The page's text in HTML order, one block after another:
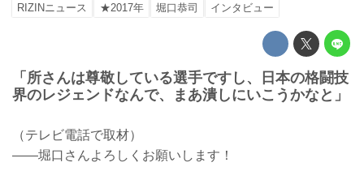
RIZINニュース ★2017年 堀口恭司 インタビュー
「所さんは尊敬している選手ですし、日本の格闘技
界のレジェンドなんで、まあ潰しにいこうかなと」
（テレビ電話で取材）
――堀口さんよろしくお願いします！